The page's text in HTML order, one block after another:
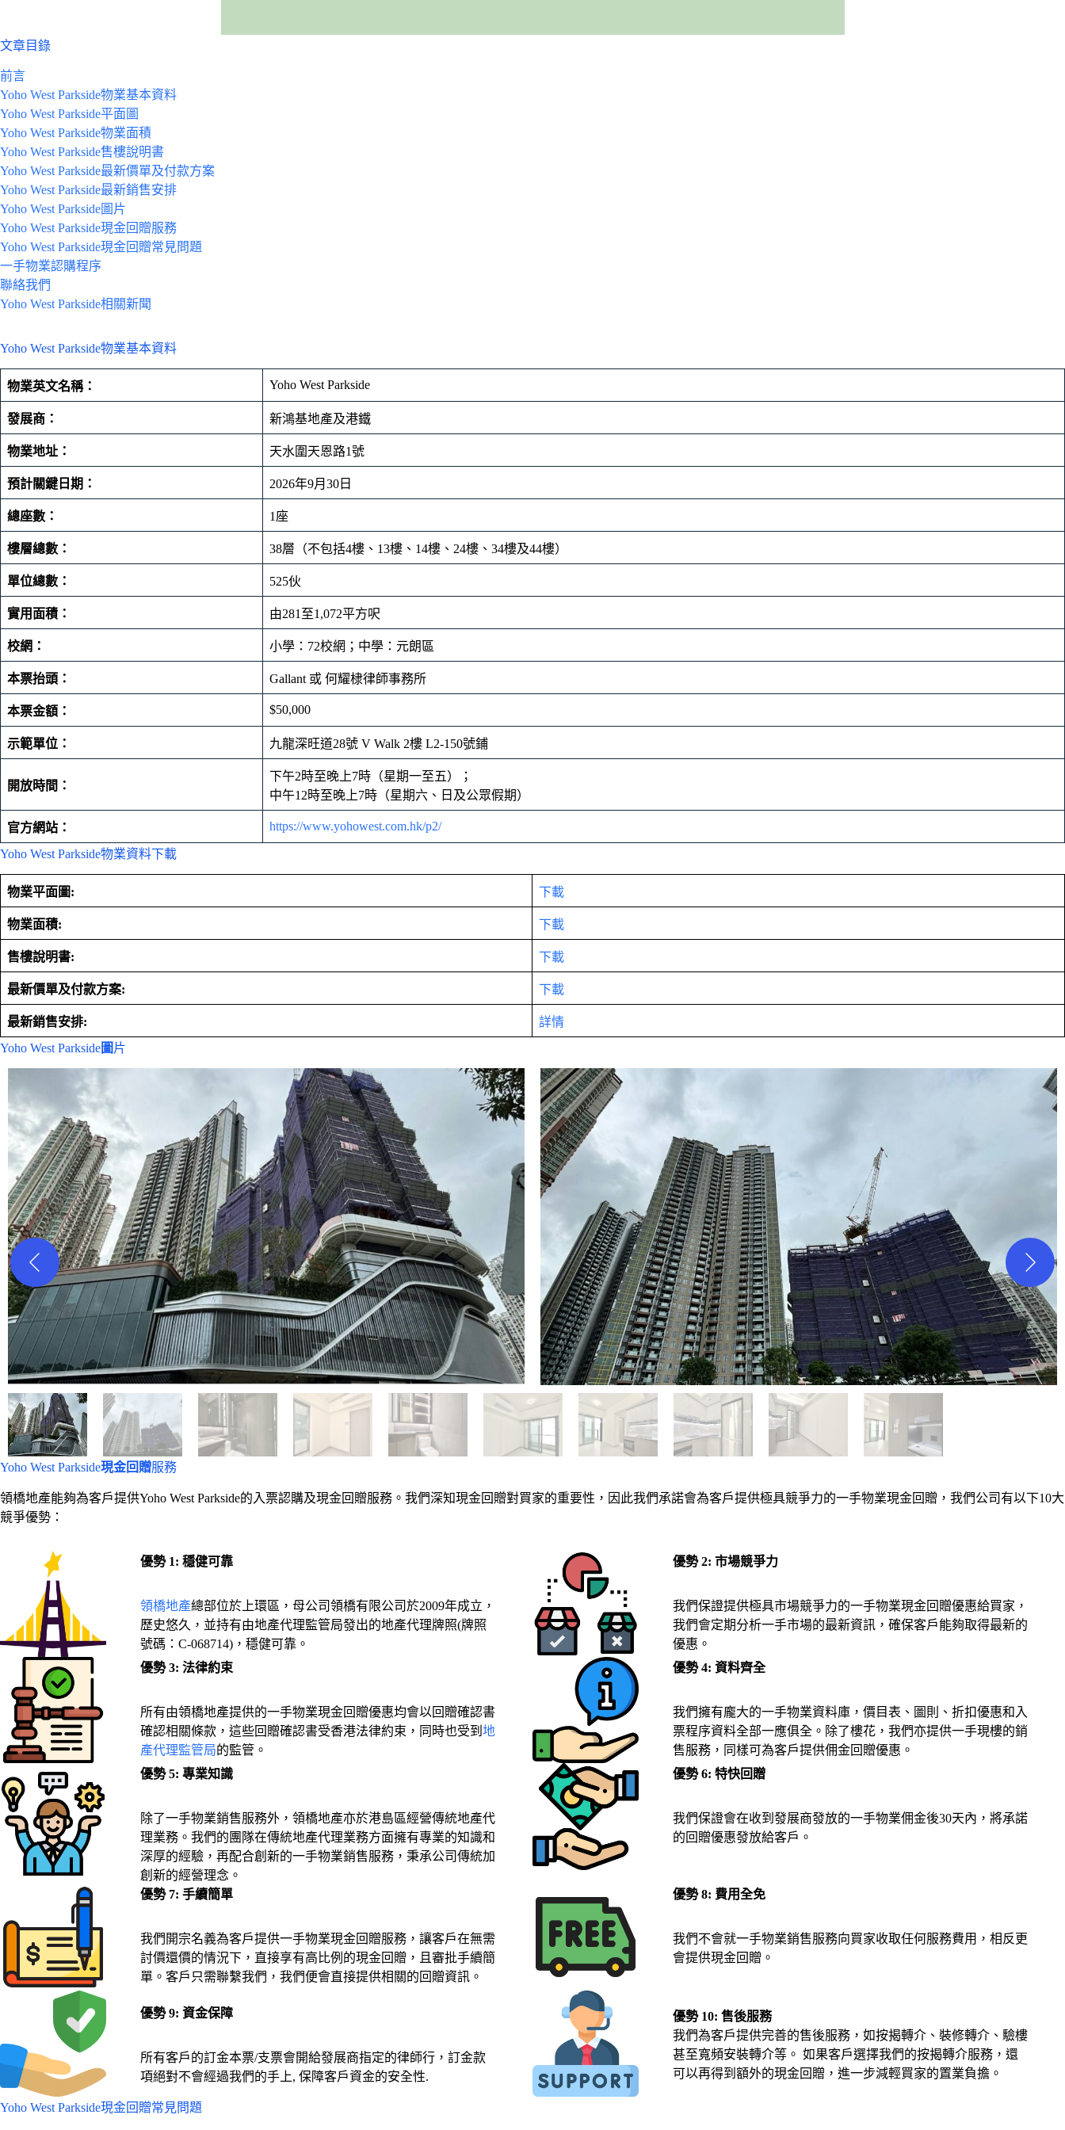
文章目錄
前言
Yoho West Parkside物業基本資料
Yoho West Parkside平面圖
Yoho West Parkside物業面積
Yoho West Parkside售樓說明書
Yoho West Parkside最新價單及付款方案
Yoho West Parkside最新銷售安排
Yoho West Parkside圖片
Yoho West Parkside現金回贈服務
Yoho West Parkside現金回贈常見問題
一手物業認購程序
聯絡我們
Yoho West Parkside相關新聞
Yoho West Parkside物業基本資料
物業英文名稱： Yoho West Parkside
發展商： 新鴻基地產及港鐵
物業地址： 天水圍天恩路1號
預計關鍵日期： 2026年9月30日
總座數： 1座
樓層總數： 38層（不包括4樓、13樓、14樓、24樓、34樓及44樓）
單位總數： 525伙
實用面積： 由281至1,072平方呎
校網： 小學：72校網；中學：元朗區
本票抬頭： Gallant 或 何耀棣律師事務所
本票金額： $50,000
示範單位： 九龍深旺道28號 V Walk 2樓 L2-150號鋪
開放時間：
下午2時至晚上7時（星期一至五）；
中午12時至晚上7時（星期六、日及公眾假期）
官方網站： https://www.yohowest.com.hk/p2/
Yoho West Parkside物業資料下載
物業平面圖: 下載
物業面積: 下載
售樓說明書: 下載
最新價單及付款方案: 下載
最新銷售安排:
詳情
Yoho West Parkside圖 片
Yoho West Parkside現金回贈服務
領橋地產能夠為客戶提供Yoho West Parkside的入票認購及現金回贈服務。我們深知現金回贈對買家的重要性，因此我們承諾會為客戶提供極具競爭力的一手物業現金回贈，我們公司有以下10大
競爭優勢：
優勢 1: 穩健可靠
領橋地產總部位於上環區，母公司領橋有限公司於2009年成立，
歷史悠久，並持有由地產代理監管局發出的地產代理牌照(牌照
號碼：C-068714)，穩健可靠。
優勢 2: 市場競爭力
我們保證提供極具市場競爭力的一手物業現金回贈優惠給買家，
我們會定期分析一手市場的最新資訊，確保客戶能夠取得最新的
優惠。
優勢 3:法律約束
所有由領橋地產提供的一手物業現金回贈優惠均會以回贈確認書
確認相關條款，這些回贈確認書受香港法律約束，同時也受到地
產代理監管局的監管。
優勢 4: 資料齊全
我們擁有龐大的一手物業資料庫，價目表、圖則、折扣優惠和入
票程序資料全部一應俱全。除了樓花，我們亦提供一手現樓的銷
售服務，同樣可為客戶提供佣金回贈優惠。
優勢 5: 專業知識
除了一手物業銷售服務外，領橋地產亦於港島區經營傳統地產代
理業務。我們的團隊在傳統地產代理業務方面擁有專業的知識和
深厚的經驗，再配合創新的一手物業銷售服務，秉承公司傳統加
創新的經營理念。
優勢 6: 特快回贈
我們保證會在收到發展商發放的一手物業佣金後30天內，將承諾
的回贈優惠發放給客戶。
優勢 7:手續簡單
我們開宗名義為客戶提供一手物業現金回贈服務，讓客戶在無需
討價還價的情況下，直接享有高比例的現金回贈，且審批手續簡
單。客戶只需聯繫我們，我們便會直接提供相關的回贈資訊。
優勢 8: 費用全免
我們不會就一手物業銷售服務向買家收取任何服務費用，相反更
會提供現金回贈。
優勢 9: 資金保障
所有客戶的訂金本票/支票會開給發展商指定的律師行，訂金款
項絕對不會經過我們的手上, 保障客戶資金的安全性.
優勢 10: 售後服務
我們為客戶提供完善的售後服務，如按揭轉介、裝修轉介、驗樓
甚至寬頻安裝轉介等。 如果客戶選擇我們的按揭轉介服務，還
可以再得到額外的現金回贈，進一步減輕買家的置業負擔。
Yoho West Parkside現金回贈常見問題